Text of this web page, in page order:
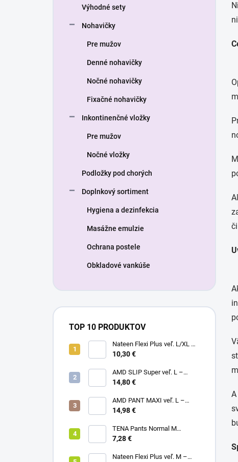
Výhodné sety
Nohavičky
Pre mužov
Denné nohavičky
Nočné nohavičky
Fixačné nohavičky
Inkontinenčné vložky
Pre mužov
Nočné vložky
Podložky pod chorých
Doplnkový sortiment
Hygiena a dezinfekcia
Masážne emulzie
Ochrana postele
Obkladové vankúše
TOP 10 PRODUKTOV
Nateen Flexi Plus veľ. L/XL –
nohavičky plienkové (10ks)
10,30 €
AMD SLIP Super veľ. L –
14,80 €
AMD PANT MAXI veľ. L –
14,98 €
TENA Pants Normal M
naťahovacie inkontinenčné
7,28 €
Nateen Flexi Plus veľ. M –